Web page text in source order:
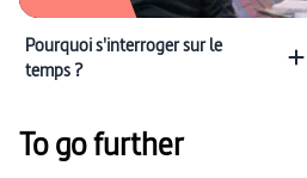
Pourquoi s'interroger sur le
temps ?
To go further